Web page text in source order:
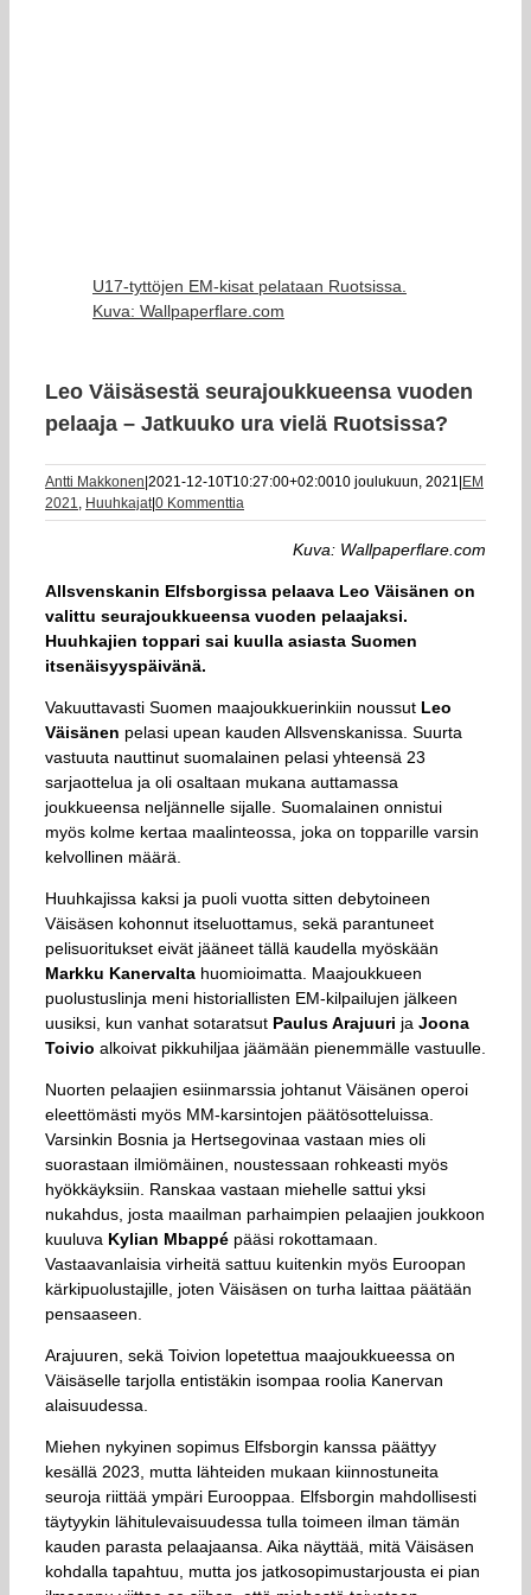
U17-tyttöjen EM-kisat pelataan Ruotsissa.
Kuva: Wallpaperflare.com
Leo Väisäsestä seurajoukkueensa vuoden
pelaaja – Jatkuuko ura vielä Ruotsissa?
Antti Makkonen 2021-12-10T10:27:00+02:0010 joulukuun, 2021 EM
2021, Huuhkajat|0 Kommenttia
Kuva: Wallpaperflare.com
Allsvenskanin Elfsborgissa pelaava Leo Väisänen on
valittu seurajoukkueensa vuoden pelaajaksi.
Huuhkajien toppari sai kuulla asiasta Suomen
itsenäisyyspäivänä.
Vakuuttavasti Suomen maajoukkuerinkiin noussut Leo
Väisänen pelasi upean kauden Allsvenskanissa. Suurta
vastuuta nauttinut suomalainen pelasi yhteensä 23
sarjaottelua ja oli osaltaan mukana auttamassa
joukkueensa neljännelle sijalle. Suomalainen onnistui
myös kolme kertaa maalinteossa, joka on topparille varsin
kelvollinen määrä.
Huuhkajissa kaksi ja puoli vuotta sitten debytoineen
Väisäsen kohonnut itseluottamus, sekä parantuneet
pelisuoritukset eivät jääneet tällä kaudella myöskään
Markku Kanervalta huomioimatta. Maajoukkueen
puolustuslinja meni historiallisten EM-kilpailujen jälkeen
uusiksi, kun vanhat sotaratsut Paulus Arajuuri ja Joona
Toivio alkoivat pikkuhiljaa jäämään pienemmälle vastuulle.
Nuorten pelaajien esiinmarssia johtanut Väisänen operoi
eleettömästi myös MM-karsintojen päätösotteluissa.
Varsinkin Bosnia ja Hertsegovinaa vastaan mies oli
suorastaan ilmiömäinen, noustessaan rohkeasti myös
hyökkäyksiin. Ranskaa vastaan miehelle sattui yksi
nukahdus, josta maailman parhaimpien pelaajien joukkoon
kuuluva Kylian Mbappé pääsi rokottamaan.
Vastaavanlaisia virheitä sattuu kuitenkin myös Euroopan
kärkipuolustajille, joten Väisäsen on turha laittaa päätään
pensaaseen.
Arajuuren, sekä Toivion lopetettua maajoukkueessa on
Väisäselle tarjolla entistäkin isompaa roolia Kanervan
alaisuudessa.
Miehen nykyinen sopimus Elfsborgin kanssa päättyy
kesällä 2023, mutta lähteiden mukaan kiinnostuneita
seuroja riittää ympäri Eurooppaa. Elfsborgin mahdollisesti
täytyykin lähitulevaisuudessa tulla toimeen ilman tämän
kauden parasta pelaajaansa. Aika näyttää, mitä Väisäsen
kohdalla tapahtuu, mutta jos jatkosopimustarjousta ei pian